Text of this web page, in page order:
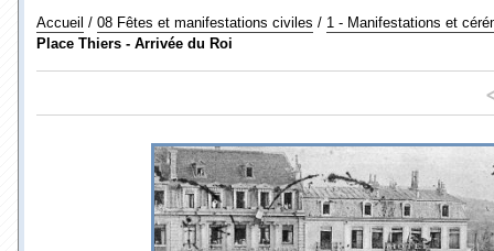
Accueil / 08 Fêtes et manifestations civiles / 1 - Manifestations et
Place Thiers - Arrivée du Roi